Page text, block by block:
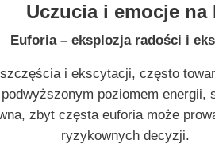
Uczucia i emocje na
Euforia – eksplozja radości i
i ekscytacji, często
poziomem energii,
zbyt częsta euforia może
ryzykownych decyzji.